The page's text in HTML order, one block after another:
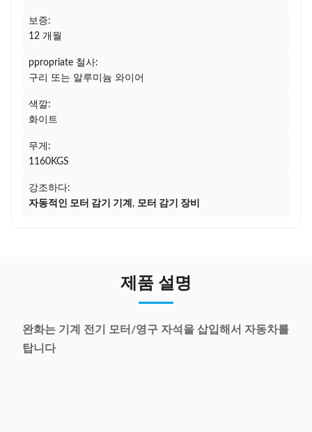
보증:
12 개월
ppropriate 철사:
구리 또는 알루미늄 와이어
색깔:
화이트
무게:
1160KGS
강조하다:
자동적인 모터 감기 기계 , 모터 감기 장비
제품 설명
완화는 기계 전기 모터/영구 자석을 삽입해서 자동차를
탑니다